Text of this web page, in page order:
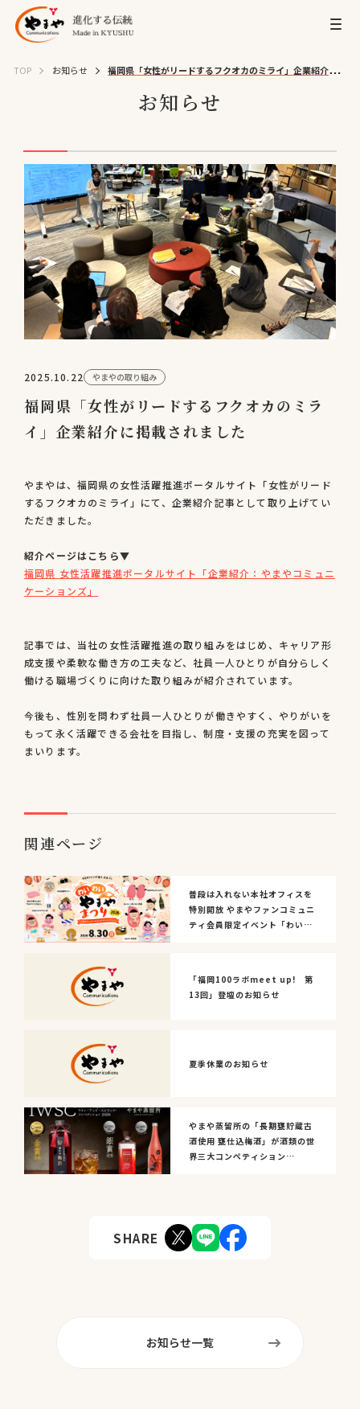
TOP お知らせ
福岡県「女性がリードするフクオカのミライ」企業紹介に掲
お知らせ
2025.10.22 やまやの取り組み
福岡県「女性がリードするフクオカのミラ
イ」企業紹介に掲載されました
やまやは、福岡県の女性活躍推進ポータルサイト「女性がリード
するフクオカのミライ」にて、企業紹介記事として取り上げてい
ただきました。
紹介ページはこちら▼
福岡県 女性活躍推進ポータルサイト「企業紹介：やまやコミュニ
ケーションズ」
記事では、当社の女性活躍推進の取り組みをはじめ、キャリア形
成支援や柔軟な働き方の工夫など、社員一人ひとりが自分らしく
働ける職場づくりに向けた取り組みが紹介されています。
今後も、性別を問わず社員一人ひとりが働きやすく、やりがいを
もって永く活躍できる会社を目指し、制度・支援の充実を図って
まいります。
関連ページ
普段は入れない本社オフィスを
特別開放 やまやファンコミュニ
ティ会員限定イベント「わいわ
「福岡100ラボmeet up! 第
13回」登壇のお知らせ
夏季休業のお知らせ
やまや蒸留所の「長期甕貯蔵古
酒使用 甕仕込梅酒」が酒類の世
界三大コンペティション
SHARE
お知らせ一覧